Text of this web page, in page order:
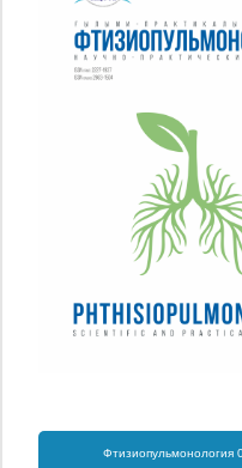
Фтизиопульмонология